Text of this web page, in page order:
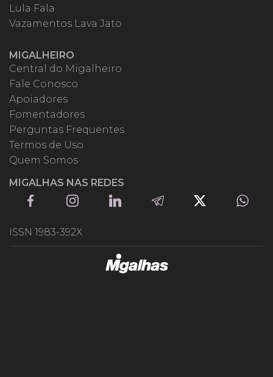
Lula Fala
Vazamentos Lava Jato
MIGALHEIRO
Central do Migalheiro
Fale Conosco
Apoiadores
Fomentadores
Perguntas Frequentes
Termos de Uso
Quem Somos
MIGALHAS NAS REDES
ISSN 1983-392X